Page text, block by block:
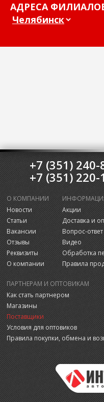
АДРЕСА
+7 (351) 240-
+7 (351) 220-
О КОМПАНИИ
Новости
Статьи
Вакансии
Отзывы
Реквизиты
О компании
Акции
Доставка и
Вопрос-ответ
Видео
Обработка
Правила
ПАРТНЕРАМ И ОПТОВИКАМ
Как стать партнером
Магазины
Поставщики
Условия для оптовиков
Правила покупки, обмена и